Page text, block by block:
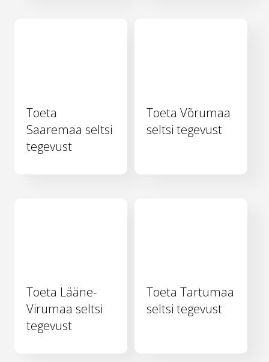
Toeta
Saaremaa seltsi
tegevust
Toeta Võrumaa
seltsi tegevust
Toeta Lääne-
Virumaa seltsi
tegevust
Toeta Tartumaa
seltsi tegevust